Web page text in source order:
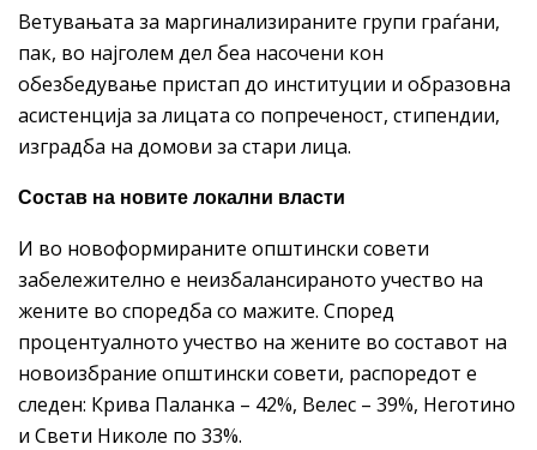
Ветувањата за маргинализираните групи граѓани,
пак, во најголем дел беа насочени кон
обезбедување пристап до институции и образовна
асистенција за лицата со попреченост, стипендии,
изградба на домови за стари лица.
Состав на новите локални власти
И во новоформираните општински совети
забележително е неизбалансираното учество на
жените во споредба со мажите. Според
процентуалното учество на жените во составот на
новоизбрание општински совети, распоредот е
следен: Крива Паланка – 42%, Велес – 39%, Неготино
и Свети Николе по 33%.